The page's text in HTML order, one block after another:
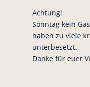
Achtung!
Sonntag kein
haben zu viele
unterbesetzt.
Danke für euer